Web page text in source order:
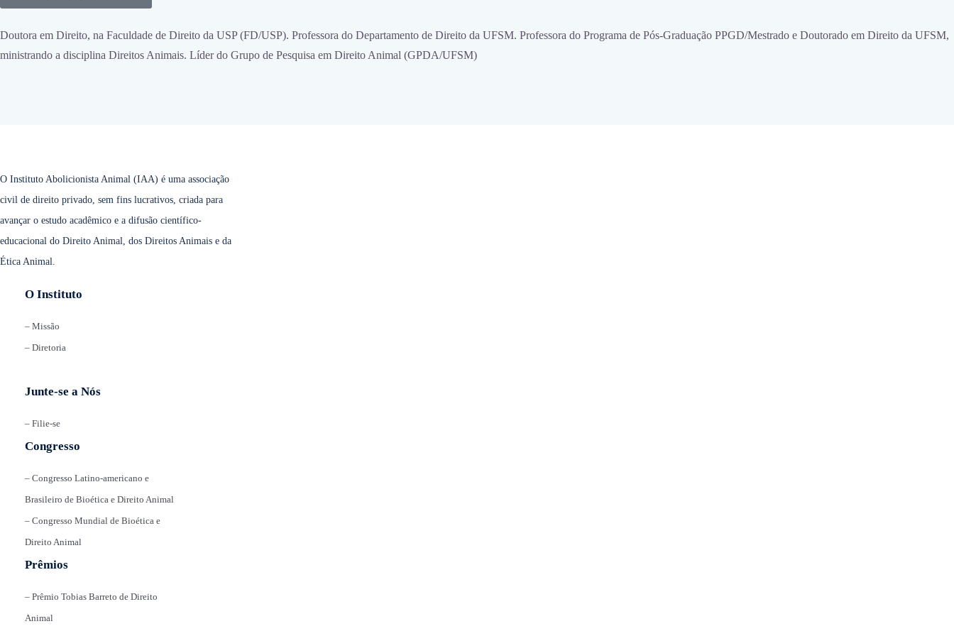
Doutora em Direito, na Faculdade de Direito da USP (FD/USP). Professora do Departamento de Direito da UFSM. Professora do Programa de Pós-Graduação PPGD/Mestrado e Doutorado em Direito da UFSM,
ministrando a disciplina Direitos Animais. Líder do Grupo de Pesquisa em Direito Animal (GPDA/UFSM)
O Instituto Abolicionista Animal (IAA) é uma associação
civil de direito privado, sem fins lucrativos, criada para
avançar o estudo acadêmico e a difusão científico-
educacional do Direito Animal, dos Direitos Animais e da
Ética Animal.
O Instituto
– Missão
– Diretoria
Junte-se a Nós
– Filie-se
Congresso
– Congresso Latino-americano e
Brasileiro de Bioética e Direito Animal
– Congresso Mundial de Bioética e
Direito Animal
Prêmios
– Prêmio Tobias Barreto de Direito
Animal